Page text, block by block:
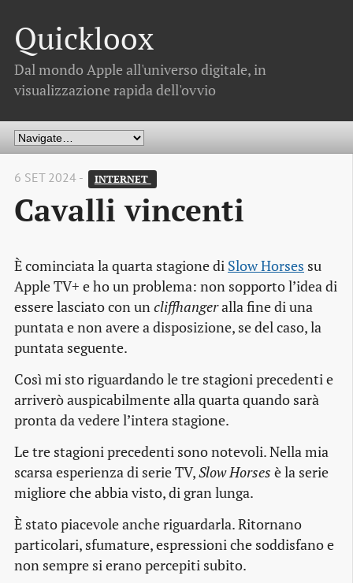
Quickloox
Dal mondo Apple all'universo digitale, in
visualizzazione rapida dell'ovvio
6 SET 2024 - INTERNET
Cavalli vincenti
È cominciata la quarta stagione di Slow Horses su
Apple TV+ e ho un problema: non sopporto l’idea di
essere lasciato con uncliffhangeralla fine di una
puntata e non avere a disposizione, se del caso, la
puntata seguente.
Così mi sto riguardando le tre stagioni precedenti e
arriverò auspicabilmente alla quarta quando sarà
pronta da vedere l’intera stagione.
Le tre stagioni precedenti sono notevoli. Nella mia
scarsa esperienza di serie TV,Slow Horses è la serie
migliore che abbia visto, di gran lunga.
È stato piacevole anche riguardarla. Ritornano
particolari, sfumature, espressioni che soddisfano e
non sempre si erano percepiti subito.